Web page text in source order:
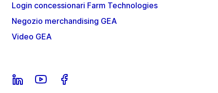
Login concessionari Farm Technologies
Negozio merchandising GEA
Video GEA